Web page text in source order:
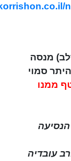
מנסה
היתר סמוי
ממנו
עובדיה